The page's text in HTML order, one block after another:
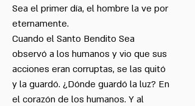
Seminario
Tu Bishvat
Tu Bishvat 2
Sea el primer día, el hombre la ve por
eternamente.
Cuando el Santo Bendito Sea
observó a los humanos y vio que sus
acciones eran corruptas, se las quitó
y la guardó. ¿Dónde guardó la luz? En
el corazón de los humanos. Y al